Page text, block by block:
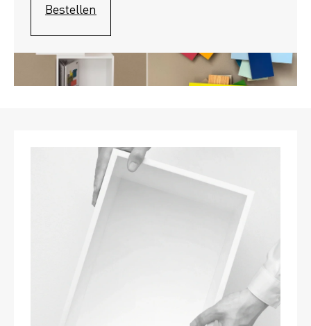
Bestellen